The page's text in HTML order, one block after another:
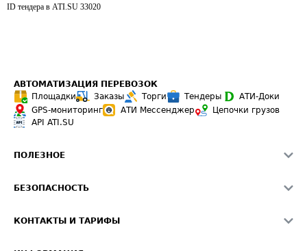
ID тендера в ATI.SU 33020
АВТОМАТИЗАЦИЯ ПЕРЕВОЗОК
Площадки
Заказы Торги Тендеры
АТИ-Доки
GPS-мониторинг
АТИ Мессенджер
Цепочки грузов
API ATI.SU
ПОЛЕЗНОЕ
Звезды ATI.SU на вашем сайте
БЕЗОПАСНОСТЬ
Светофор+
КОНТАКТЫ И ТАРИФЫ